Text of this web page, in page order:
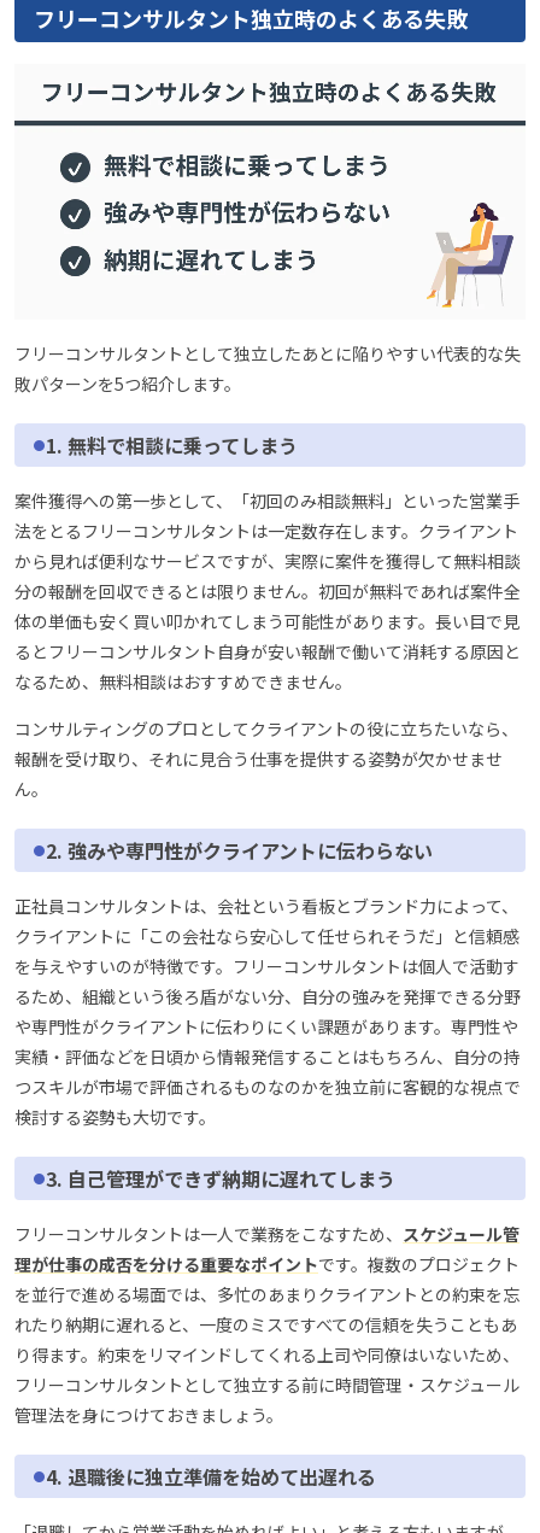
フリーコンサルタント独立時のよくある失敗
フリーコンサルタントとして独立したあとに陥りやすい代表的な失
敗パターンを5つ紹介します。
1. 無料で相談に乗ってしまう
案件獲得への第一歩として、「初回のみ相談無料」といった営業手
法をとるフリーコンサルタントは一定数存在します。クライアント
から見れば便利なサービスですが、実際に案件を獲得して無料相談
分の報酬を回収できるとは限りません。初回が無料であれば案件全
体の単価も安く買い叩かれてしまう可能性があります。長い目で見
るとフリーコンサルタント自身が安い報酬で働いて消耗する原因と
なるため、無料相談はおすすめできません。
コンサルティングのプロとしてクライアントの役に立ちたいなら、
報酬を受け取り、それに見合う仕事を提供する姿勢が欠かせませ
ん。
2. 強みや専門性がクライアントに伝わらない
正社員コンサルタントは、会社という看板とブランド力によって、
クライアントに「この会社なら安心して任せられそうだ」と信頼感
を与えやすいのが特徴です。フリーコンサルタントは個人で活動す
るため、組織という後ろ盾がない分、自分の強みを発揮できる分野
や専門性がクライアントに伝わりにくい課題があります。専門性や
実績・評価などを日頃から情報発信することはもちろん、自分の持
つスキルが市場で評価されるものなのかを独立前に客観的な視点で
検討する姿勢も大切です。
3. 自己管理ができず納期に遅れてしまう
フリーコンサルタントは一人で業務をこなすため、 スケジュール管
理が仕事の成否を分ける重要なポイントです。複数のプロジェクト
を並行で進める場面では、多忙のあまりクライアントとの約束を忘
れたり納期に遅れると、一度のミスですべての信頼を失うこともあ
り得ます。約束をリマインドしてくれる上司や同僚はいないため、
フリーコンサルタントとして独立する前に時間管理・スケジュール
管理法を身につけておきましょう。
4. 退職後に独立準備を始めて出遅れる